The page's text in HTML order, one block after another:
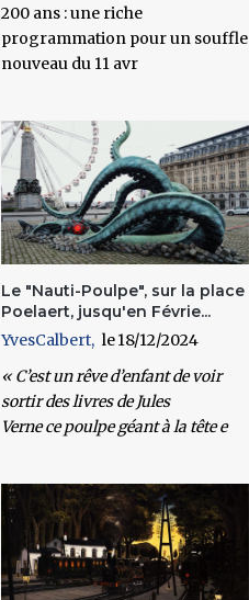
200 ans : une riche
programmation pour un souffle
nouveau du 11 avr
Le "Nauti-Poulpe", sur la place
Poelaert, jusqu'en Févrie...
YvesCalbert
18/12/2024
« C’est un rêve d’enfant de voir
sortir des livres de Jules
Verne ce poulpe géant à la tête e